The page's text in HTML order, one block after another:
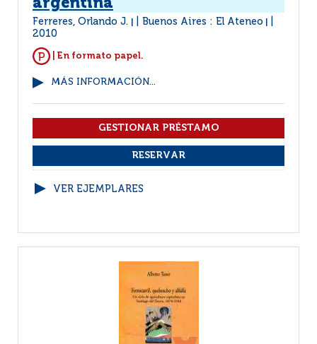
argentina
Ferreres, Orlando J. Buenos Aires : El Ateneo
2010
| En formato papel.
MÁS INFORMACIÓN...
VER EJEMPLARES